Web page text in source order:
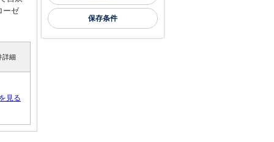
ーゼ
詳細
見る
保存条件